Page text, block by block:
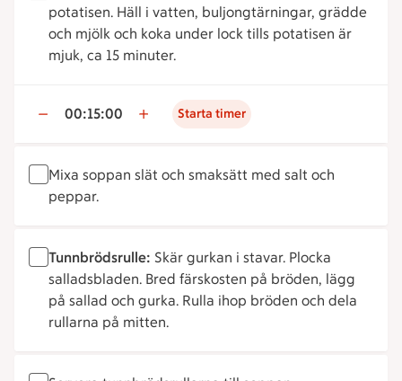
potatisen. Häll i vatten, buljongtärningar, grädde
och mjölk och koka under lock tills potatisen är
mjuk, ca 15 minuter.
00:15:00 Starta timer
Mixa soppan slät och smaksätt med salt och
peppar.
Tunnbrödsrulle: Skär gurkan i stavar. Plocka
salladsbladen. Bred färskosten på bröden, lägg
på sallad och gurka. Rulla ihop bröden och dela
rullarna på mitten.